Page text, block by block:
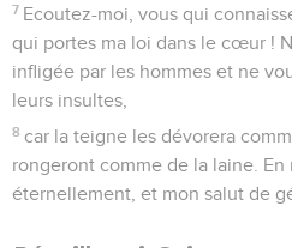
7 Ecoutez-moi, vous qui
qui portes ma loi dans le cœur !
infligée par les hommes et ne
leurs insultes,
8 car la teigne les dévorera
rongeront comme de la laine.
éternellement, et mon salut de